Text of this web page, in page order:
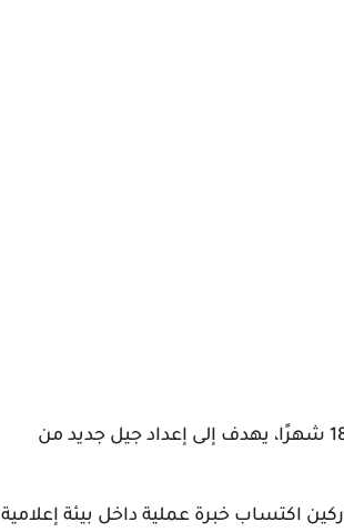
شهرًا
، يهدف إلى إعداد جيل جديد من
اكتساب خبرة عملية داخل بيئة إعلامية